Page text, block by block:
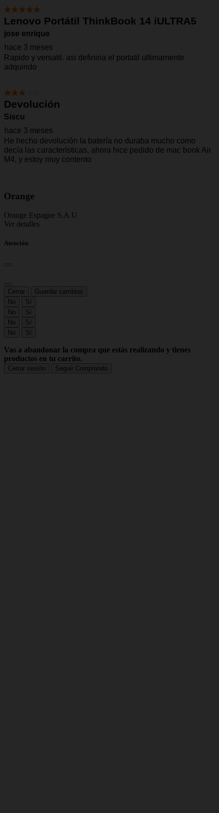
Orange
Orange Espagne S.A.U
Ver detalles
Atención
Cerrar
Guardar cambios
No
Sí
No
Sí
No
Sí
No
Sí
Vas a abandonar la compra que estás realizando y tienes
productos en tu carrito.
Cerrar sesión Seguir Comprando